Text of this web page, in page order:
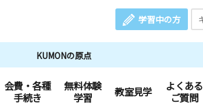
学習中の方
KUMONの原点
会費・各種
手続き
無料体験
学習
教室見学
よくある
ご質問